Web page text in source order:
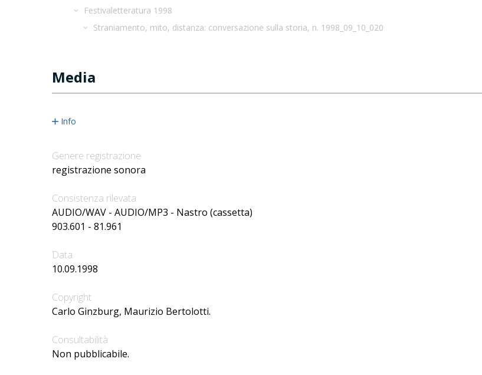
Festivaletteratura 1998
Straniamento, mito, distanza: conversazione sulla storia, n. 1998_09_10_020
Media
Info
Genere registrazione
registrazione sonora
Consistenza rilevata
AUDIO/WAV - AUDIO/MP3 - Nastro (cassetta)
903.601 - 81.961
Data
10.09.1998
Copyright
Carlo Ginzburg, Maurizio Bertolotti.
Consultabilità
Non pubblicabile.